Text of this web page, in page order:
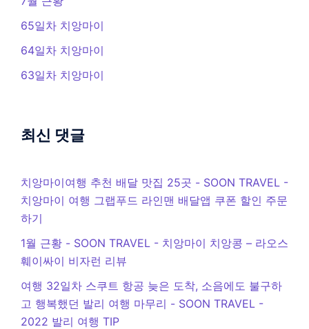
65일차 치앙마이
64일차 치앙마이
63일차 치앙마이
최신 댓글
치앙마이여행 추천 배달 맛집 25곳 - SOON TRAVEL -
치앙마이 여행 그랩푸드 라인맨 배달앱 쿠폰 할인 주문
하기
1월 근황 - SOON TRAVEL - 치앙마이 치앙콩 – 라오스
훼이싸이 비자런 리뷰
여행 32일차 스쿠트 항공 늦은 도착, 소음에도 불구하
고 행복했던 발리 여행 마무리 - SOON TRAVEL -
2022 발리 여행 TIP